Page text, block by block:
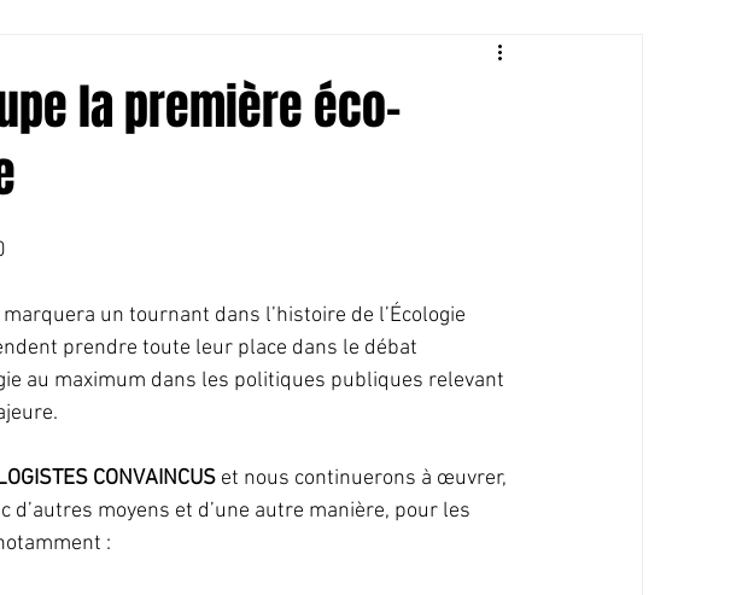
la première éco-
un tournant dans l’histoire de l’Écologie
prendre toute leur place dans le débat
au maximum dans les politiques publiques relevant
CONVAINCUS et nous continuerons à œuvrer,
d’autres moyens et d’une autre manière, pour les
: